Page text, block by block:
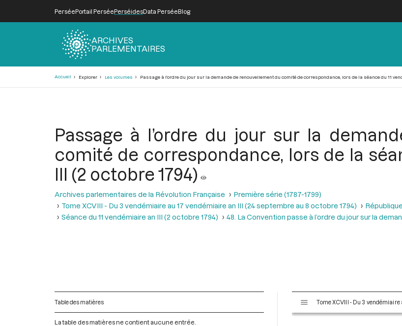
PerséePortail PerséePerséidesData PerséeBlog
ARCHIVES
PARLEMENTAIRES
Accueil Explorer Les volumes Passage à l’ordre du jour sur la demande de renouvellement du comité de correspondance, lors de la séance du 11
Passage à l’ordre du jour sur la
comité de correspondance, lors de la
III (2 octobre 1794)
Archives parlementaires de la Révolution Française
Première série (1787-1799)
Tome XCVIII - Du 3 vendémiaire au 17 vendémiaire an III (24 septembre au 8 octobre 1794)
Séance du 11 vendémiaire an III (2 octobre 1794)
48. La Convention passe à l’ordre du jour sur la
Table des matières
La table des matières ne contient aucune entrée.
s
Tome XCVIII - Du 3 vendémiaire